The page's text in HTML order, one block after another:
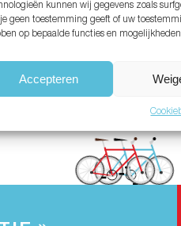
kunnen wij gegevens zoals
geen toestemming geeft of uw
op bepaalde functies en
Accepteren
vergeten?